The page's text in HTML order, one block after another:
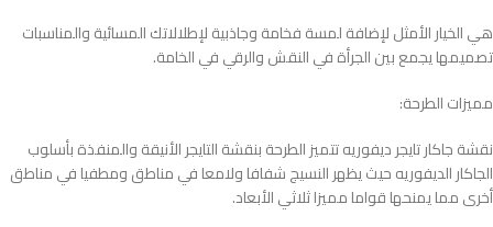
هي الخيار الأمثل لإضافة لمسة فخامة وجاذبية لإطلالاتك المسائية والمناسبات
تصميمها يجمع بين الجرأة في النقش والرقي في الخامة.
مميزات الطرحة:
نقشة جاكار تايجر ديفوريه تتميز الطرحة بنقشة التايجر الأنيقة والمنفذة بأسلوب
الجاكار الديفوريه حيث يظهر النسيج شفافا ولامعا في مناطق ومطفيا في مناطق
أخرى مما يمنحها قواما مميزا ثلاثي الأبعاد.